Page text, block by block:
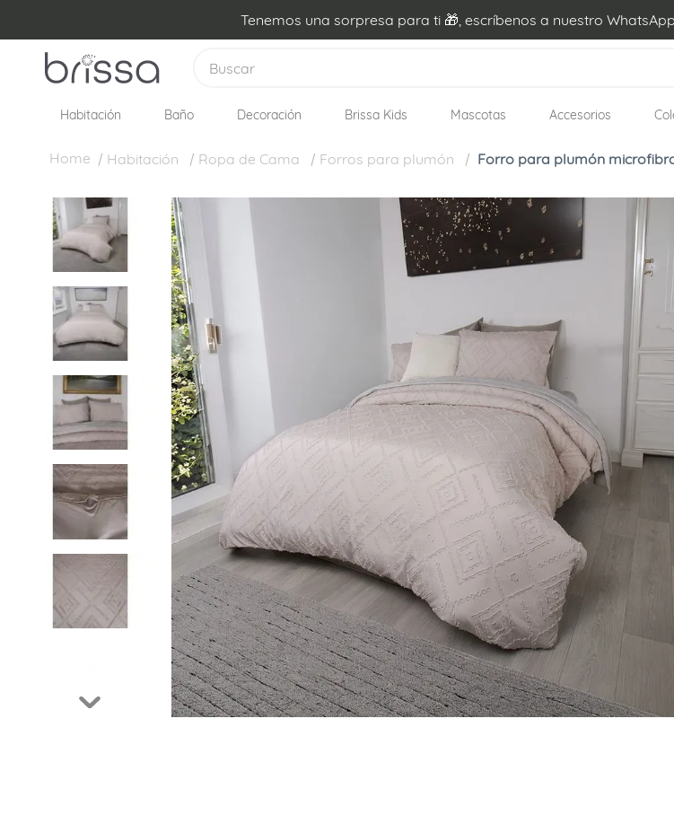
Tenemos una sorpresa para ti 🎁, escríbenos a nuestro
Habitación Baño Decoración Brissa Kids Mascotas Accesorios
Habitación Ropa de Cama Forros para plumón Forro para plumón
1. plumon
edredon
forro plumon
cojines
almohadas
cobija
ovejero
cubrelecho
fleur